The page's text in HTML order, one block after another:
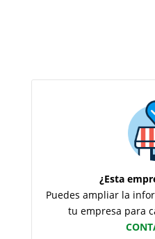
¿Esta
Puedes ampliar la
tu empresa para